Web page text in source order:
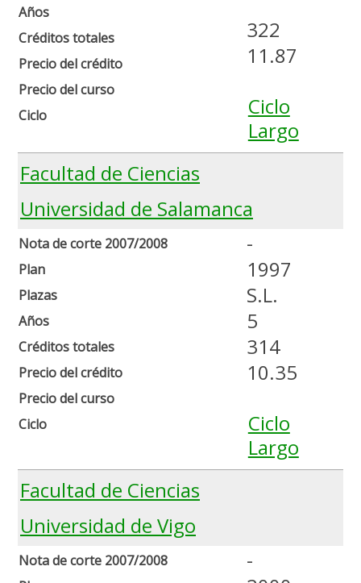
Años
Créditos totales
Precio del crédito
Precio del curso
Ciclo
322
11.87
Ciclo
Largo
Facultad de Ciencias
Universidad de Salamanca
Nota de corte 2007/2008
Plan
Plazas
Años
Créditos totales
Precio del crédito
Precio del curso
Ciclo
-
1997
S.L.
5
314
10.35
Ciclo
Largo
Facultad de Ciencias
Universidad de Vigo
Nota de corte 2007/2008
-